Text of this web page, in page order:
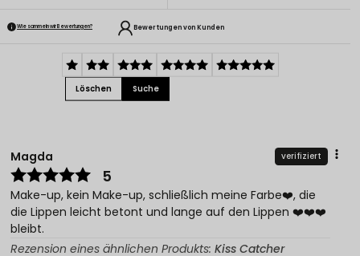
Wie sammeln wir Bewertungen? Bewertungen von Kunden
Löschen Suche
Magda verifiziert
5
Make-up, kein Make-up, schließlich meine Farbe❤️, die
die Lippen leicht betont und lange auf den Lippen ❤️❤️❤️
bleibt.
Rezension eines ähnlichen Produkts: Kiss Catcher